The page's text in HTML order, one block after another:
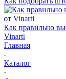
Как правильно
Vinarti
Главная
-
Каталог
-